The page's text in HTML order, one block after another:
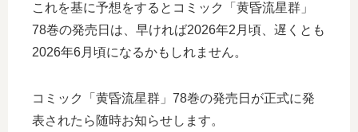
これを基に予想をするとコミック「黄昏流星群」
78巻の発売日は、早ければ2026年2月頃、遅くとも
2026年6月頃になるかもしれません。
コミック「黄昏流星群」78巻の発売日が正式に発
表されたら随時お知らせします。